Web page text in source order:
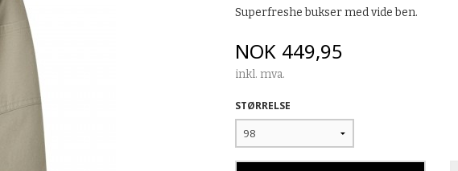
Superfreshe bukser med vide ben.
Pris
NOK 449,95
inkl. mva.
STØRRELSE